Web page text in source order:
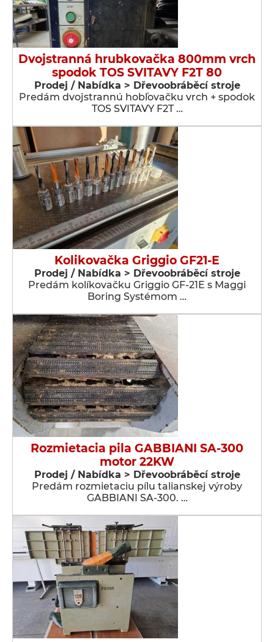
Dvojstranná hrubkovačka 800mm vrch
spodok TOS SVITAVY F2T 80
Prodej / Nabídka > Dřevoobráběcí stroje
Predám dvojstrannú hobľovačku vrch + spodok
TOS SVITAVY F2T …
Kolikovačka Griggio GF21-E
Prodej / Nabídka > Dřevoobráběcí stroje
Predám kolíkovačku Griggio GF-21E s Maggi
Boring Systémom …
Rozmietacia pila GABBIANI SA-300
motor 22KW
Prodej / Nabídka > Dřevoobráběcí stroje
Predám rozmietaciu pílu talianskej výroby
GABBIANI SA-300. …